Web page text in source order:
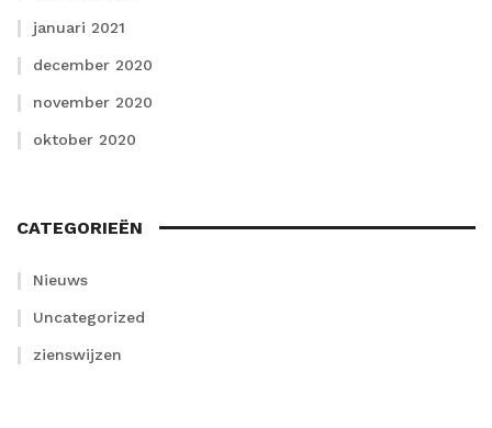
januari 2021
december 2020
november 2020
oktober 2020
CATEGORIEËN
Nieuws
Uncategorized
zienswijzen